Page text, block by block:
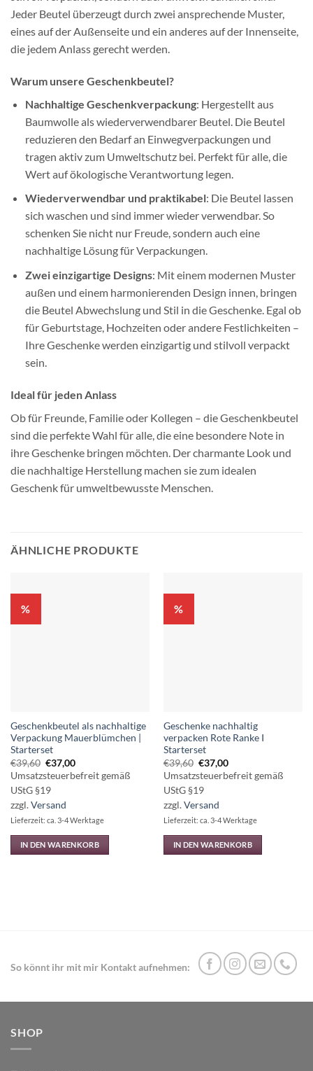
Jeder Beutel überzeugt durch zwei ansprechende Muster,
eines auf der Außenseite und ein anderes auf der Innenseite,
die jedem Anlass gerecht werden.
Warum unsere Geschenkbeutel?
Nachhaltige Geschenkverpackung: Hergestellt aus
Baumwolle als wiederverwendbarer Beutel. Die Beutel
reduzieren den Bedarf an Einwegverpackungen und
tragen aktiv zum Umweltschutz bei. Perfekt für alle, die
Wert auf ökologische Verantwortung legen.
Wiederverwendbar und praktikabel: Die Beutel lassen
sich waschen und sind immer wieder verwendbar. So
schenken Sie nicht nur Freude, sondern auch eine
nachhaltige Lösung für Verpackungen.
Zwei einzigartige Designs: Mit einem modernen Muster
außen und einem harmonierenden Design innen, bringen
die Beutel Abwechslung und Stil in die Geschenke. Egal ob
für Geburtstage, Hochzeiten oder andere Festlichkeiten –
Ihre Geschenke werden einzigartig und stilvoll verpackt
sein.
Ideal für jeden Anlass
Ob für Freunde, Familie oder Kollegen – die Geschenkbeutel
sind die perfekte Wahl für alle, die eine besondere Note in
ihre Geschenke bringen möchten. Der charmante Look und
die nachhaltige Herstellung machen sie zum idealen
Geschenk für umweltbewusste Menschen.
ÄHNLICHE PRODUKTE
%
Geschenkbeutel als nachhaltige
Verpackung Mauerblümchen |
Starterset
€39,60 Ursprünglicher
Preis
war:
€39,60
€37,00Aktueller
Preis
ist:
Umsatzsteuerbefreit gemäß
UStG §19
zzgl.Versand
Lieferzeit: ca. 3-4 Werktage
IN DEN WARENKORB
%
Geschenke nachhaltig
verpacken Rote Ranke I
Starterset
€39,60 Ursprünglicher
Preis
war:
€39,60
€37,00Aktueller
Preis
ist:
Umsatzsteuerbefreit gemäß
UStG §19
zzgl.Versand
Lieferzeit: ca. 3-4 Werktage
IN DEN WARENKORB
So könnt ihr mit mir Kontakt aufnehmen:
SHOP